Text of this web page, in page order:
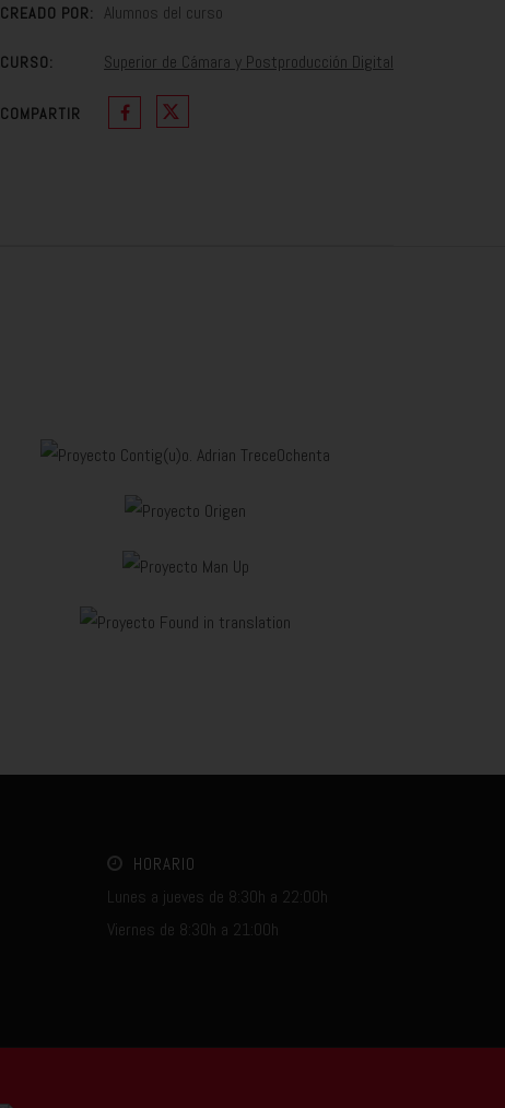
CREADO POR: Alumnos del curso
CURSO: Superior de Cámara y Postproducción Digital
COMPARTIR
HORARIO
Lunes a jueves de 8:30h a 22:00h
Viernes de 8:30h a 21:00h